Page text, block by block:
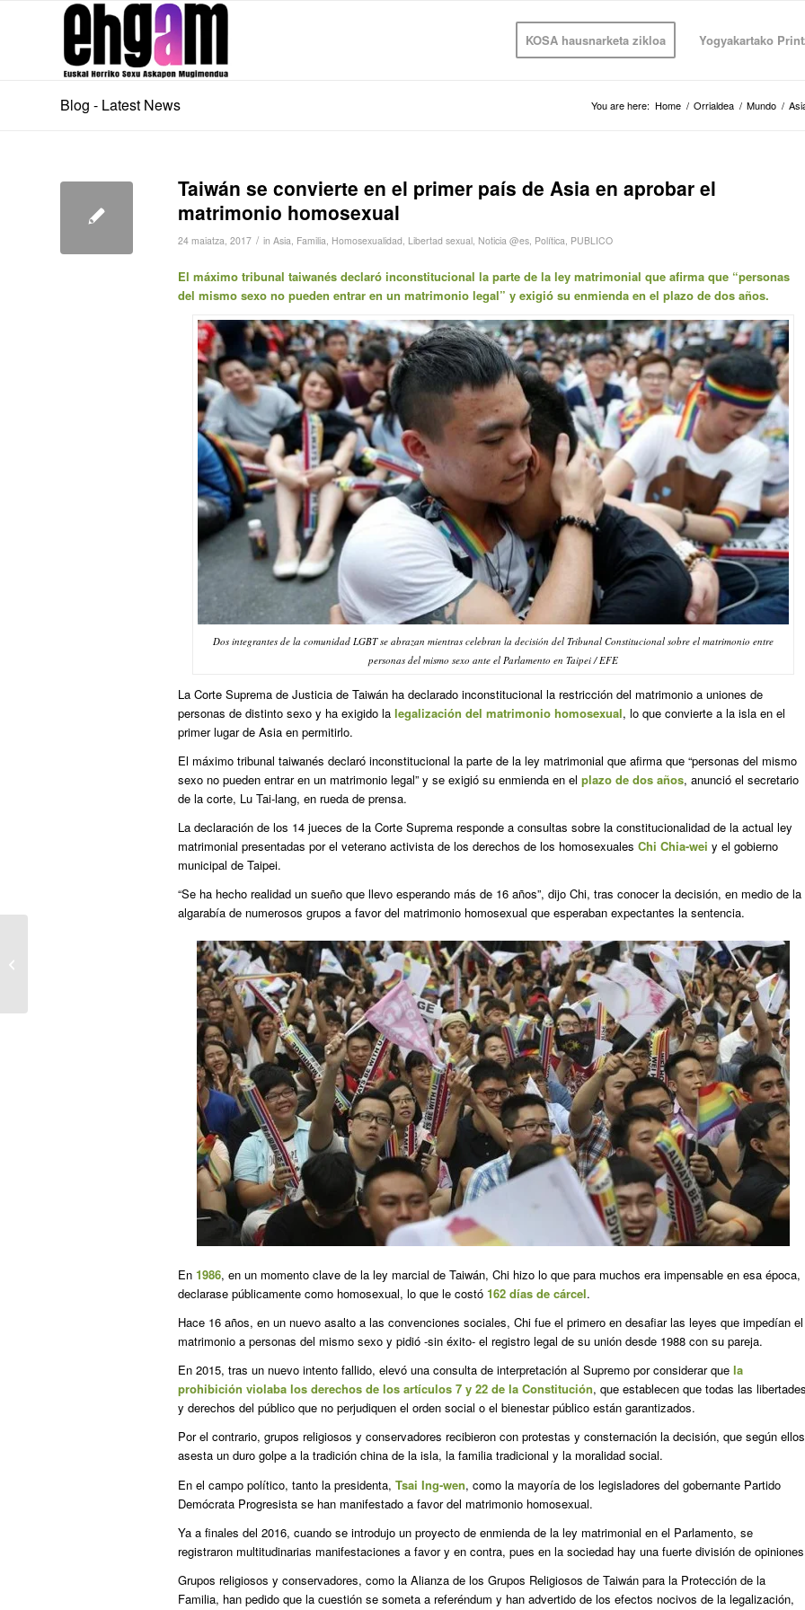
KOSA hausnarketa zikloa Yogyakartako
Blog - Latest News You are here: Home / Orrialdea / Mundo /
Taiwán se convierte en el primer país de Asia en aprobar el
matrimonio homosexual
24 maiatza, 2017 / in Asia, Familia, Homosexualidad, Libertad sexual, Noticia @es, Política, PUBLICO
El máximo tribunal taiwanés declaró inconstitucional la parte de la ley matrimonial que afirma que “personas
del mismo sexo no pueden entrar en un matrimonio legal” y exigió su enmienda en el plazo de dos años.
Dos integrantes de la comunidad LGBT se abrazan mientras celebran la decisión del Tribunal Constitucional sobre el matrimonio entre
personas del mismo sexo ante el Parlamento en Taipei / EFE
La Corte Suprema de Justicia de Taiwán ha declarado inconstitucional la restricción del matrimonio a uniones de
personas de distinto sexo y ha exigido la legalización del matrimonio homosexual, lo que convierte a la isla en el
primer lugar de Asia en permitirlo.
El máximo tribunal taiwanés declaró inconstitucional la parte de la ley matrimonial que afirma que “personas del mismo
sexo no pueden entrar en un matrimonio legal” y se exigió su enmienda en el plazo de dos años, anunció el secretario
de la corte, Lu Tai-lang, en rueda de prensa.
La declaración de los 14 jueces de la Corte Suprema responde a consultas sobre la constitucionalidad de la actual ley
matrimonial presentadas por el veterano activista de los derechos de los homosexuales Chi Chia-wei y el gobierno
municipal de Taipei.
“Se ha hecho realidad un sueño que llevo esperando más de 16 años”, dijo Chi, tras conocer la decisión, en medio de la
algarabía de numerosos grupos a favor del matrimonio homosexual que esperaban expectantes la sentencia.
En 1986, en un momento clave de la ley marcial de Taiwán, Chi hizo lo que para muchos era impensable en esa época,
declarase públicamente como homosexual, lo que le costó 162 días de cárcel.
Hace 16 años, en un nuevo asalto a las convenciones sociales, Chi fue el primero en desafiar las leyes que impedían el
matrimonio a personas del mismo sexo y pidió -sin éxito- el registro legal de su unión desde 1988 con su pareja.
En 2015, tras un nuevo intento fallido, elevó una consulta de interpretación al Supremo por considerar que la
prohibición violaba los derechos de los artículos 7 y 22 de la Constitución, que establecen que todas las libertades
y derechos del público que no perjudiquen el orden social o el bienestar público están garantizados.
Por el contrario, grupos religiosos y conservadores recibieron con protestas y consternación la decisión, que según ellos
asesta un duro golpe a la tradición china de la isla, la familia tradicional y la moralidad social.
En el campo político, tanto la presidenta, Tsai Ing-wen, como la mayoría de los legisladores del gobernante Partido
Demócrata Progresista se han manifestado a favor del matrimonio homosexual.
Ya a finales del 2016, cuando se introdujo un proyecto de enmienda de la ley matrimonial en el Parlamento, se
registraron multitudinarias manifestaciones a favor y en contra, pues en la sociedad hay una fuerte división de
Grupos religiosos y conservadores, como la Alianza de los Grupos Religiosos de Taiwán para la Protección de la
Familia, han pedido que la cuestión se someta a referéndum y han advertido de los efectos nocivos de la legalización,
Por qué una mujer trans no puede ser